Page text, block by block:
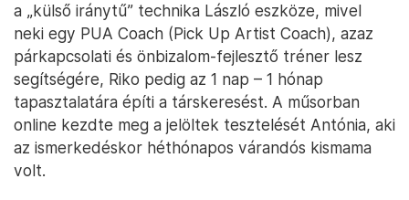
a „külső iránytű” technika László eszköze, mivel
neki egy PUA Coach (Pick Up Artist Coach), azaz
párkapcsolati és önbizalom-fejlesztő tréner lesz
segítségére, Riko pedig az 1 nap – 1 hónap
tapasztalatára építi a társkeresést. A műsorban
online kezdte meg a jelöltek tesztelését Antónia, aki
az ismerkedéskor héthónapos várandós kismama
volt.